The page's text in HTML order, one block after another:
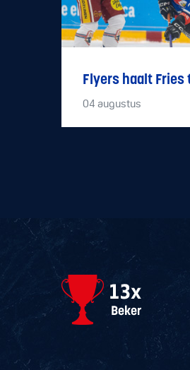
Flyers haalt Fries
04 augustus